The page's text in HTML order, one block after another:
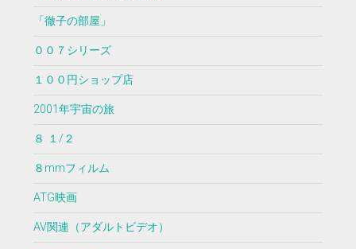
「徹子の部屋」
００７シリーズ
１００円ショップ店
2001年宇宙の旅
８ １/２
８mmフィルム
ATG映画
AV関連（アダルトビデオ）